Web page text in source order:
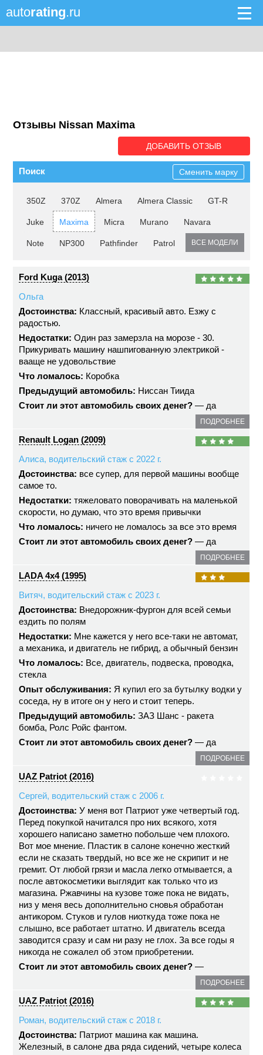
autorating.ru
Отзывы Nissan Maxima
ДОБАВИТЬ ОТЗЫВ
Поиск Сменить марку
350Z 370Z Almera Almera Classic GT-R
Juke Maxima Micra Murano Navara
Note NP300 Pathfinder Patrol ВСЕ МОДЕЛИ
Ford Kuga (2013)
Ольга
Достоинства: Классный, красивый авто. Езжу с
радостью.
Недостатки: Один раз замерзла на морозе - 30.
Прикуривать машину нашпигованную электрикой -
вааще не удовольствие
Что ломалось: Коробка
Предыдущий автомобиль: Ниссан Тиида
Стоит ли этот автомобиль своих денег? — да
ПОДРОБНЕЕ
Renault Logan (2009)
Алиса, водительский стаж с 2022 г.
Достоинства: все супер, для первой машины вообще
самое то.
Недостатки: тяжеловато поворачивать на маленькой
скорости, но думаю, что это время привычки
Что ломалось: ничего не ломалось за все это время
Стоит ли этот автомобиль своих денег? — да
ПОДРОБНЕЕ
LADA 4x4 (1995)
Витяч, водительский стаж с 2023 г.
Достоинства: Внедорожник-фургон для всей семьи
ездить по полям
Недостатки: Мне кажется у него все-таки не автомат,
а механика, и двигатель не гибрид, а обычный бензин
Что ломалось: Все, двигатель, подвеска, проводка,
стекла
Опыт обслуживания: Я купил его за бутылку водки у
соседа, ну в итоге он у него и стоит теперь.
Предыдущий автомобиль: ЗАЗ Шанс - ракета
бомба, Ролс Ройс фантом.
Стоит ли этот автомобиль своих денег? — да
ПОДРОБНЕЕ
UAZ Patriot (2016)
Сергей, водительский стаж с 2006 г.
Достоинства: У меня вот Патриот уже четвертый год.
Перед покупкой начитался про них всякого, хотя
хорошего написано заметно побольше чем плохого.
Вот мое мнение. Пластик в салоне конечно жесткий
если не сказать твердый, но все же не скрипит и не
гремит. От любой грязи и масла легко отмывается, а
после автокосметики выглядит как только что из
магазина. Ржавчины на кузове тоже пока не видать,
низ у меня весь дополнительно сновья обработан
антикором. Стуков и гулов ниоткуда тоже пока не
слышно, все работает штатно. И двигатель всегда
заводится сразу и сам ни разу не глох. За все годы я
никогда не сожалел об этом приобретении.
Стоит ли этот автомобиль своих денег? —
ПОДРОБНЕЕ
UAZ Patriot (2016)
Роман, водительский стаж с 2018 г.
Достоинства: Патриот машина как машина.
Железный, в салоне два ряда сидений, четыре колеса